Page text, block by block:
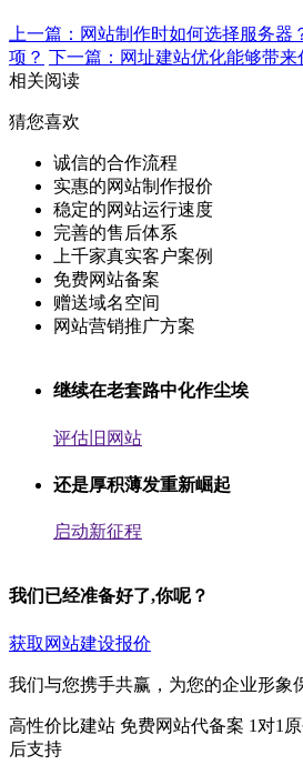
上一篇：网站制作时如何选择服务
项？ 下一篇：网址建站优化能够带
相关阅读
猜您喜欢
诚信的合作流程
实惠的网站制作报价
稳定的网站运行速度
完善的售后体系
上千家真实客户案例
免费网站备案
赠送域名空间
网站营销推广方案
继续在老套路中化作尘埃
评估旧网站
还是厚积薄发重新崛起
启动新征程
我们已经准备好了,你呢？
获取网站建设报价
我们与您携手共赢，为您的企业形象
高性价比建站 免费网站代备案 1对1
后支持